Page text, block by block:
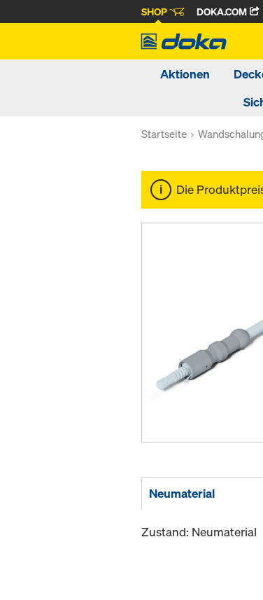
SHOP DOKA.COM
Aktionen
Startseite
Die
Neumaterial
Zustand: Neumaterial